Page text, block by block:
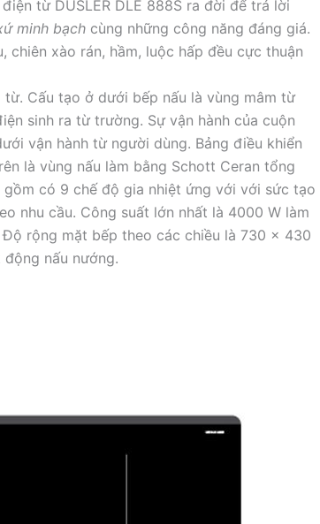
từ DUSLER DLE 888S ra đời để trả lời
minh bạch cùng những công năng đáng giá.
chiên xào rán, hầm, luộc hấp đều cực thuận
Cấu tạo ở dưới bếp nấu là vùng mâm từ
sinh ra từ trường. Sự vận hành của cuộn
vận hành từ người dùng. Bảng điều khiển
là vùng nấu làm bằng Schott Ceran tổng
có 9 chế độ gia nhiệt ứng với với sức tạo
nhu cầu. Công suất lớn nhất là 4000 W làm
rộng mặt bếp theo các chiều là 730 x 430
nấu nướng.